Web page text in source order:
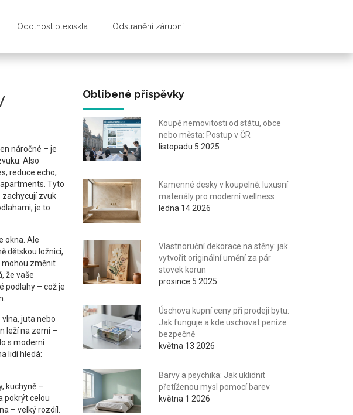
Odolnost plexiskla Odstranění zárubní
náročné – je
. Also
reduce echo,
Tyto
zachycují zvuk
je to
okna. Ale
dětskou ložnici,
mohou změnit
že vaše
podlahy – což je
juta nebo
leží na zemi –
s moderní
lidí hledá:
kuchyně –
pokrýt celou
– velký rozdíl.
Oblíbené příspěvky
Koupě nemovitosti od státu, obce
nebo města: Postup v ČR
listopadu 5 2025
Kamenné desky v koupelně: luxusní
materiály pro moderní wellness
ledna 14 2026
Vlastnoruční dekorace na stěny: jak
vytvořit originální umění za pár
stovek korun
prosince 5 2025
Úschova kupní ceny při prodeji bytu:
Jak funguje a kde uschovat peníze
bezpečně
května 13 2026
Barvy a psychika: Jak uklidnit
přetíženou mysl pomocí barev
května 1 2026